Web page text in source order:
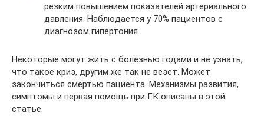
резким повышением показателей артериального
давления. Наблюдается у 70% пациентов с
диагнозом гипертония.
Некоторые могут жить с болезнью годами и не узнать,
что такое криз, другим же так не везет. Может
закончиться смертью пациента. Механизмы развития,
симптомы и первая помощь при ГК описаны в этой
статье.